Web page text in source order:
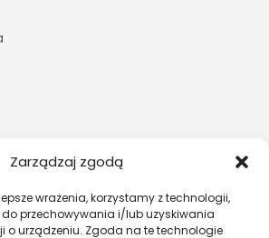
Zarządzaj zgodą
wrażenia, korzystamy z technologii,
do przechowywania i/lub uzyskiwania
o urządzeniu. Zgoda na te technologie